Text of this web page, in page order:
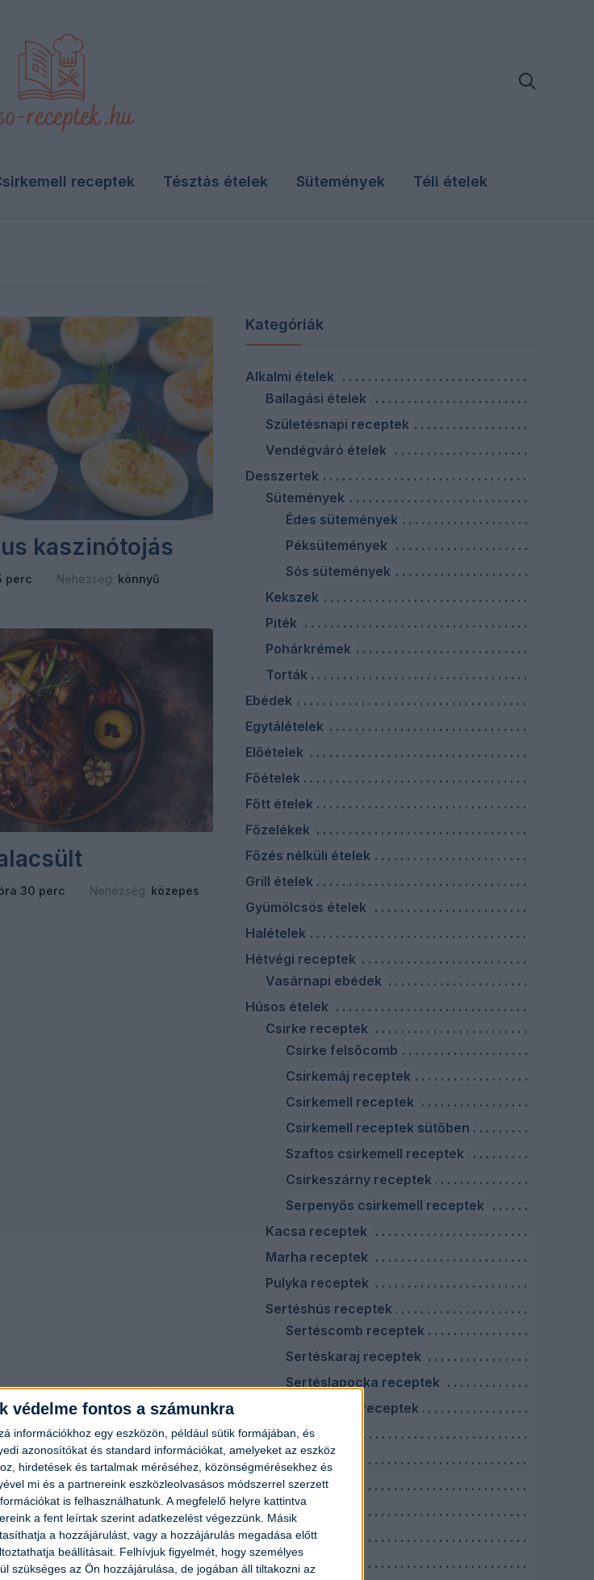
védelme fontos a számunkra
információkhoz egy eszközön, például sütik formájában, és
azonosítókat és standard információkat, amelyeket az eszköz
hirdetések és tartalmak méréséhez, közönségmérésekhez és
mi és a partnereink eszközleolvasásos módszerrel szerzett
is felhasználhatunk. A megfelelő helyre kattintva
a fent leírtak szerint adatkezelést végezzünk. Másik
a hozzájárulást, vagy a hozzájárulás megadása előtt
beállításait. Felhívjuk figyelmét, hogy személyes
szükséges az Ön hozzájárulása, de jogában áll tiltakozni az

receptek Tésztás ételek Sütemények Téli ételek
kaszinótojás
perc Nehézség: könnyű
30 perc Nehézség: közepes
Kategóriák
Alkalmi ételek
Ballagási ételek
Születésnapi receptek
Vendégváró ételek
Desszertek
Sütemények
Édes sütemények
Péksütemények
Sós sütemények
Kekszek
Piték
Pohárkrémek
Torták
Ebédek
Egytálételek
Előételek
Főételek
Főtt ételek
Főzelékek
Főzés nélküli ételek
Grill ételek
Gyümölcsös ételek
Halételek
Hétvégi receptek
Vasárnapi ebédek
Húsos ételek
Csirke receptek
Csirke felsőcomb
Csirkemáj receptek
Csirkemell receptek
Csirkemell receptek sütőben
Szaftos csirkemell receptek
Csirkeszárny receptek
Serpenyős csirkemell receptek
Kacsa receptek
Marha receptek
Pulyka receptek
Sertéshús receptek
Sertéscomb receptek
Sertéskaraj receptek
Sertéslapocka receptek
Sertéstarja receptek
Virslis ételek
Köretek
Levesek
Nagyi receptek
Reggelik
Saláták